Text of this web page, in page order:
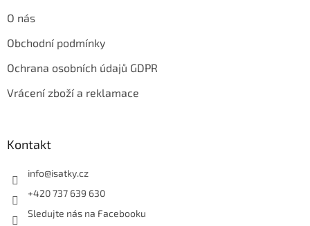
O nás
Obchodní podmínky
Ochrana osobních údajů GDPR
Vrácení zboží a reklamace
Kontakt
info@isatky.cz
+420 737 639 630
Sledujte nás na Facebooku